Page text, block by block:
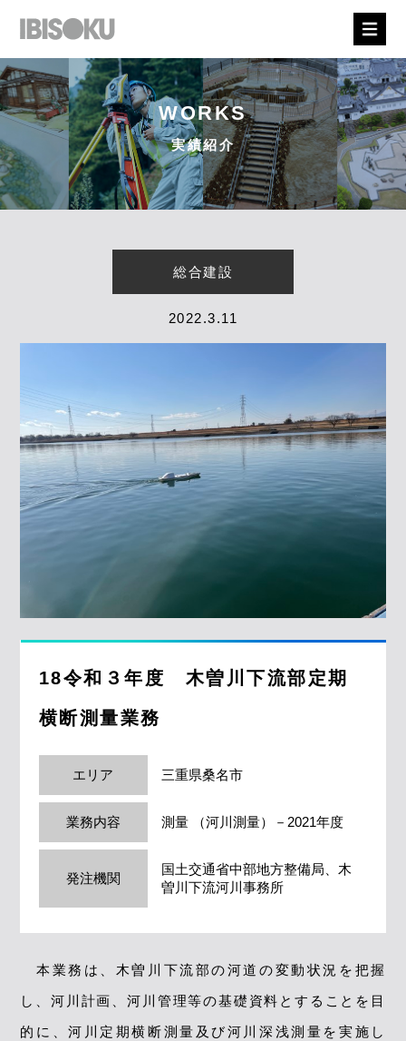
WORKS
実績紹介
総合建設
2022.3.11
18令和３年度 木曽川下流部定期
横断測量業務
エリア 三重県桑名市
業務内容 測量 （河川測量）－2021年度
発注機関
国土交通省中部地方整備局、木
曽川下流河川事務所
本業務は、⽊曽川下流部の河道の変動状況を把握
し、河川計画、河川管理等の基礎資料とすることを⽬
的に、河川定期横断測量及び河川深浅測量を実施し